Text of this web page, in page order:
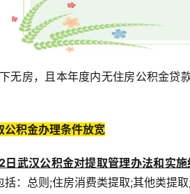
无房，且本年度内无住房公积金贷
公积金办理条件放宽
武汉公积金对提取管理办法和实施
：总则;住房消费类提取;其他类提